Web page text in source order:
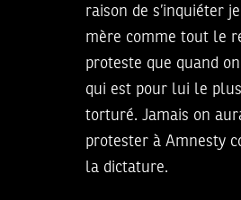
raison de s’inquiéter
mère comme tout le
proteste que quand
qui est pour lui le
torturé. Jamais on
protester à Amnesty
la dictature.